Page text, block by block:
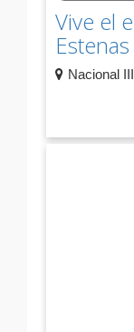
Vive el
Estenas
Nacional